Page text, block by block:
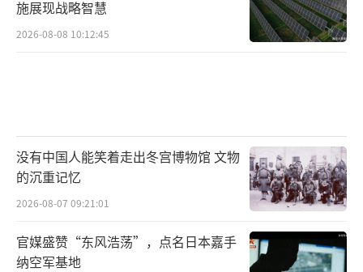
施展现战略智慧
2026-08-08 10:12:45
没有中国人能笑着走出冬宫博物馆 文物
的沉重记忆
2026-08-07 09:21:01
官媒盛赞“东风浩荡”，点名日本嘉手
纳空军基地